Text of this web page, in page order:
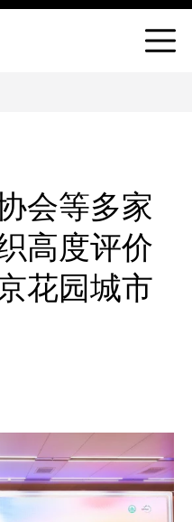
菜
会等多家
高度评价
花园城市